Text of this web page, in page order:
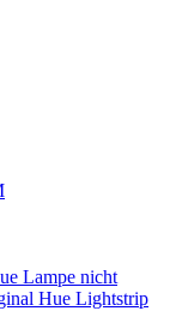
Lampe nicht
Hue Lightstrip